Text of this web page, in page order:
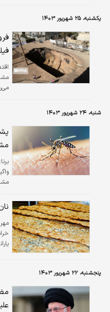
یکشنبه، ۲۵ شهریور ۱۴۰۳
شنبه، ۲۴ شهریور ۱۴۰۳
برنا:
پنجشنبه، ۲۲ شهریور ۱۴۰۳